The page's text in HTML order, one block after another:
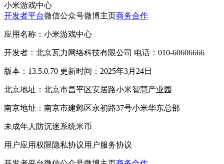
小米游戏中心
开发者平台微信公众号微博主页商务合作
应用名称：小米游戏中心
开发者：北京瓦力网络科技有限公司 电话：010-60606666
版本：13.5.0.70 更新时间：2025年3月24日
北京地址：北京市昌平区安居路小米智慧产业园
南京地址：南京市建邺区永初路37号小米华东总部
未成年人防沉迷系统米币
用户应用权限隐私协议用户服务协议